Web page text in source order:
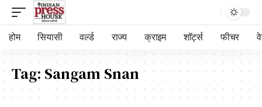
होम सियासी वर्ल्ड राज्य क्राइम शॉर्ट्स फीचर
Tag: Sangam Snan